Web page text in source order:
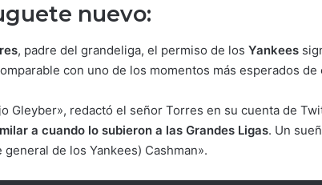
nuevo:
, padre del grandeliga, el permiso de los Yankees
con uno de los momentos más esperados
Gleyber», redactó el señor Torres en su cuenta de
a cuando lo subieron a las Grandes Ligas. Un
de los Yankees) Cashman».